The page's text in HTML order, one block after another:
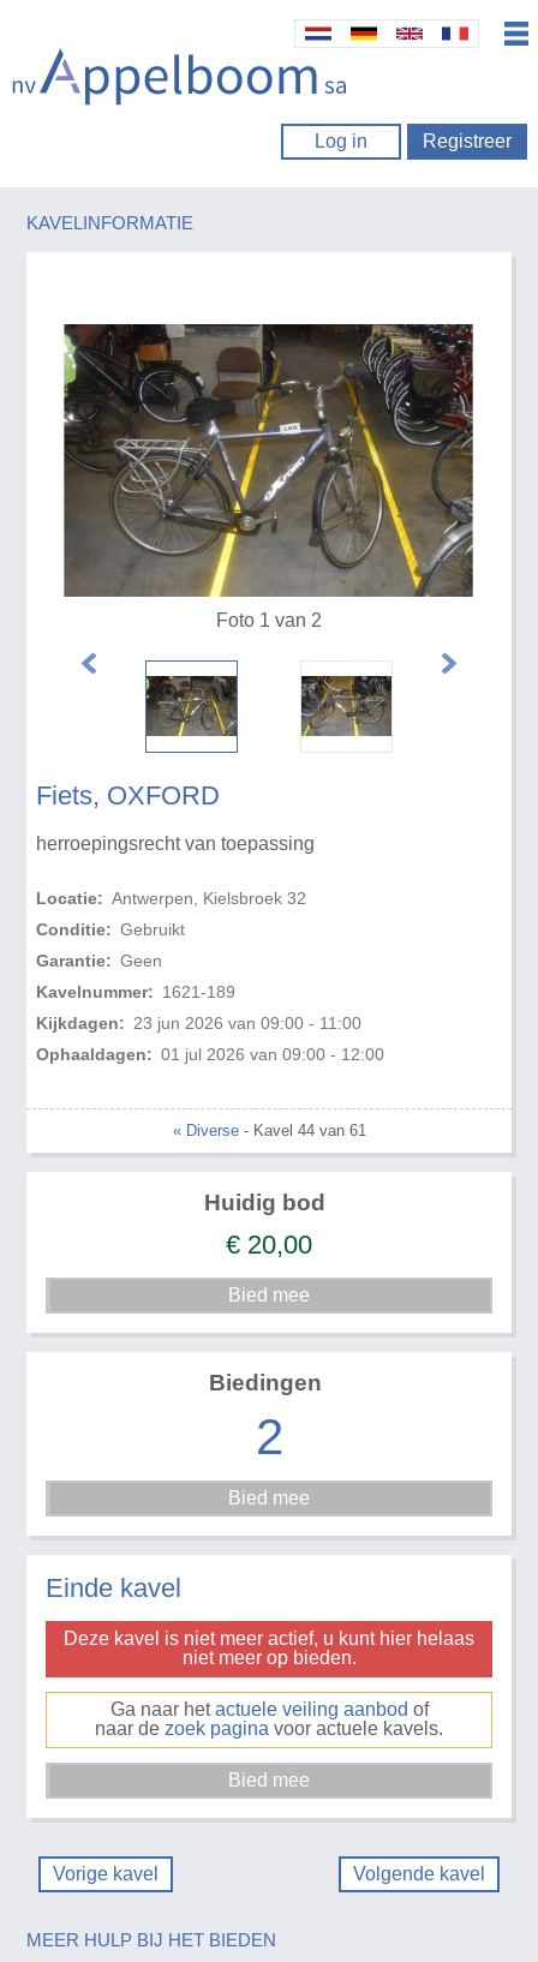
Log in Registreer
KAVELINFORMATIE
Fiets, OXFORD
herroepingsrecht van toepassing
Locatie: Antwerpen, Kielsbroek 32
Conditie: Gebruikt
Garantie: Geen
Kavelnummer: 1621-189
Kijkdagen: 23 jun 2026 van 09:00 - 11:00
Ophaaldagen: 01 jul 2026 van 09:00 - 12:00
Foto 1 van 2
« Diverse- Kavel 44 van 61
Huidig bod
€ 20,00
Biedingen
2
Einde kavel
Deze kavel is niet meer actief, u kunt hier helaas
niet meer op bieden.
Ga naar hetactuele veiling aanbod of
naar de zoek pagina voor actuele kavels.
Vorige kavel Volgende kavel
MEER HULP BIJ HET BIEDEN